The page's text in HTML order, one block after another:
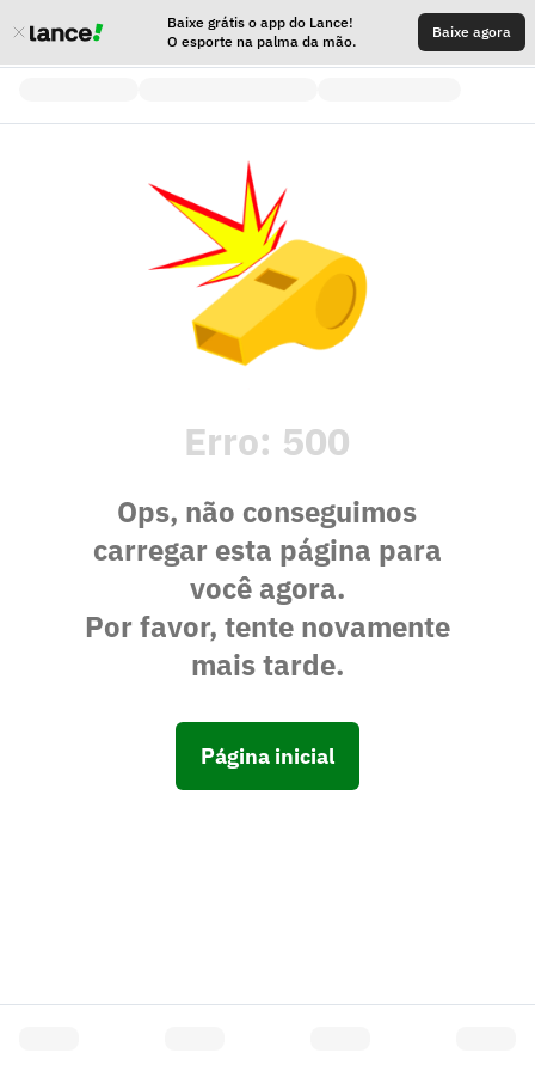
Baixe grátis o app do Lance!
O esporte na palma da mão.
Baixe agora
Erro: 500
Ops, não conseguimos
carregar esta página para
você agora.
Por favor, tente novamente
mais tarde.
Página inicial